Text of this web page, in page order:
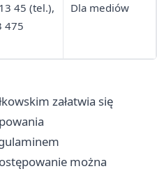
45 (tel.),
475
Dla mediów
załatwia się
można